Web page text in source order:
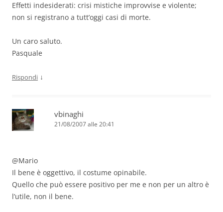
Effetti indesiderati: crisi mistiche improvvise e violente;
non si registrano a tutt’oggi casi di morte.
Un caro saluto.
Pasquale
Rispondi ↓
vbinaghi
21/08/2007 alle 20:41
@Mario
Il bene è oggettivo, il costume opinabile.
Quello che può essere positivo per me e non per un altro è
l’utile, non il bene.